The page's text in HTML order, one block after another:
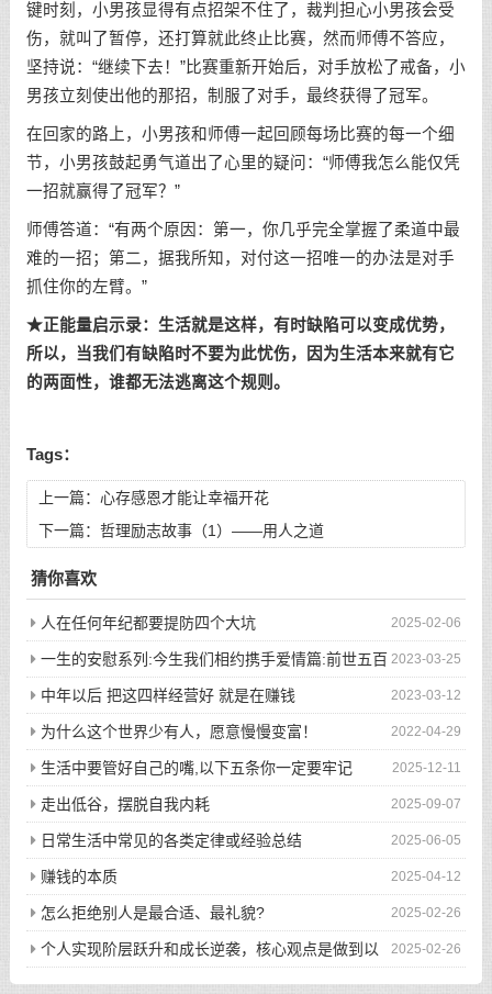
键时刻，小男孩显得有点招架不住了，裁判担心小男孩会受
伤，就叫了暂停，还打算就此终止比赛，然而师傅不答应，
坚持说：“继续下去！”比赛重新开始后，对手放松了戒备，小
男孩立刻使出他的那招，制服了对手，最终获得了冠军。
在回家的路上，小男孩和师傅一起回顾每场比赛的每一个细
节，小男孩鼓起勇气道出了心里的疑问：“师傅我怎么能仅凭
一招就赢得了冠军？”
师傅答道：“有两个原因：第一，你几乎完全掌握了柔道中最
难的一招；第二，据我所知，对付这一招唯一的办法是对手
抓住你的左臂。”
★正能量启示录：生活就是这样，有时缺陷可以变成优势，
所以，当我们有缺陷时不要为此忧伤，因为生活本来就有它
的两面性，谁都无法逃离这个规则。
Tags：
上一篇： 心存感恩才能让幸福开花
下一篇： 哲理励志故事（1）——用人之道
猜你喜欢
2025-02-06
人在任何年纪都要提防四个大坑
2023-03-25
一生的安慰系列:今生我们相约携手爱情篇:前世五百
次的回眸才换来今生的相遇
2023-03-12
中年以后 把这四样经营好 就是在赚钱
2022-04-29
为什么这个世界少有人，愿意慢慢变富！
2025-12-11
生活中要管好自己的嘴,以下五条你一定要牢记
2025-09-07
走出低谷，摆脱自我内耗
2025-06-05
日常生活中常见的各类定律或经验总结
2025-04-12
赚钱的本质
2025-02-26
怎么拒绝别人是最合适、最礼貌?
2025-02-26
个人实现阶层跃升和成长逆袭，核心观点是做到以
下八件事